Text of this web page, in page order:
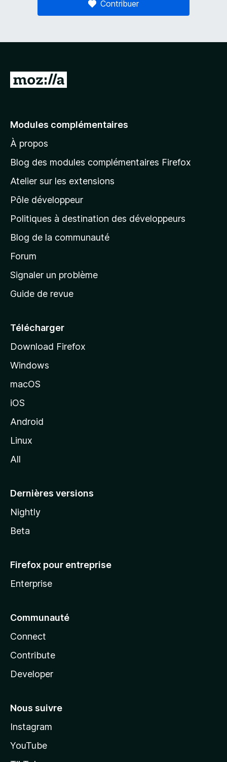
Contribuer
A
e
à
l
p
a
g
d
a
c
e
l
d
o
z
l
Modules complémentaires
À propos
Blog des modules complémentaires Firefox
Atelier sur les extensions
Pôle développeur
Politiques à destination des développeurs
Blog de la communauté
Forum
Signaler un problème
Guide de revue
Télécharger
Download Firefox
Windows
macOS
iOS
Android
Linux
All
Dernières versions
Nightly
Beta
Firefox pour entreprise
Enterprise
Communauté
Connect
Contribute
Developer
Nous suivre
Instagram
YouTube